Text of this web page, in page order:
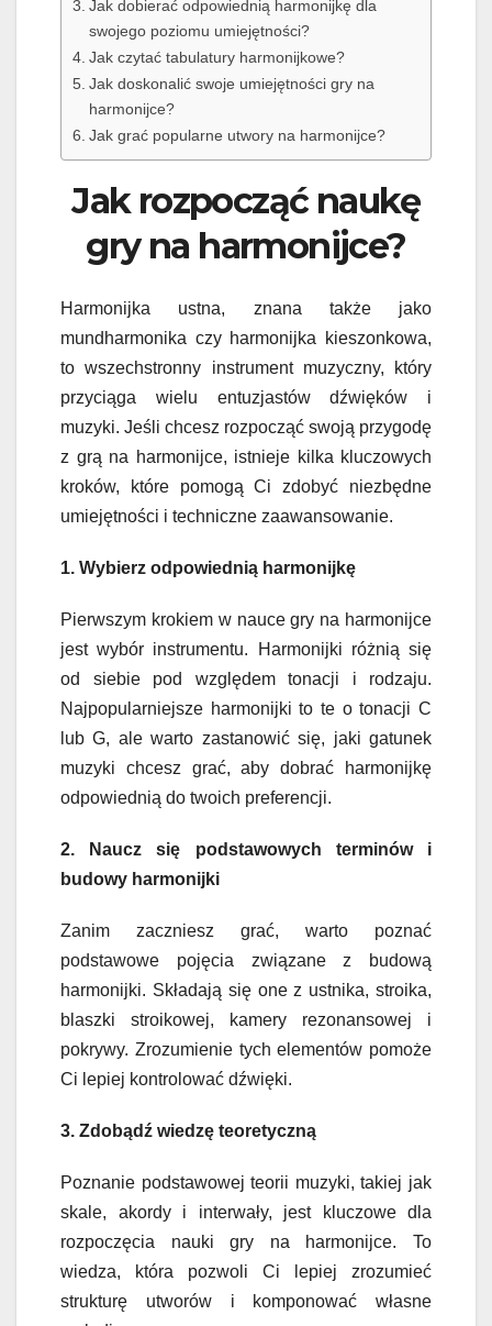
Jak dobierać odpowiednią harmonijkę dla
swojego poziomu umiejętności?
Jak czytać tabulatury harmonijkowe?
Jak doskonalić swoje umiejętności gry na
harmonijce?
Jak grać popularne utwory na harmonijce?
Jak rozpocząć naukę
gry na harmonijce?
Harmonijka ustna, znana także jako
mundharmonika czy harmonijka kieszonkowa,
to wszechstronny instrument muzyczny, który
przyciąga wielu entuzjastów dźwięków i
muzyki. Jeśli chcesz rozpocząć swoją przygodę
z grą na harmonijce, istnieje kilka kluczowych
kroków, które pomogą Ci zdobyć niezbędne
umiejętności i techniczne zaawansowanie.
1. Wybierz odpowiednią harmonijkę
Pierwszym krokiem w nauce gry na harmonijce
jest wybór instrumentu. Harmonijki różnią się
od siebie pod względem tonacji i rodzaju.
Najpopularniejsze harmonijki to te o tonacji C
lub G, ale warto zastanowić się, jaki gatunek
muzyki chcesz grać, aby dobrać harmonijkę
odpowiednią do twoich preferencji.
2. Naucz się podstawowych terminów i
budowy harmonijki
Zanim zaczniesz grać, warto poznać
podstawowe pojęcia związane z budową
harmonijki. Składają się one z ustnika, stroika,
blaszki stroikowej, kamery rezonansowej i
pokrywy. Zrozumienie tych elementów pomoże
Ci lepiej kontrolować dźwięki.
3. Zdobądź wiedzę teoretyczną
Poznanie podstawowej teorii muzyki, takiej jak
skale, akordy i interwały, jest kluczowe dla
rozpoczęcia nauki gry na harmonijce. To
wiedza, która pozwoli Ci lepiej zrozumieć
strukturę utworów i komponować własne